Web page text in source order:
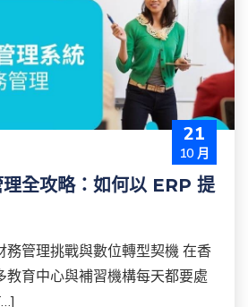
21
10 月
全攻略：如何以 ERP 提
務管理挑戰與數位轉型契機 在香
教育中心與補習機構每天都要處